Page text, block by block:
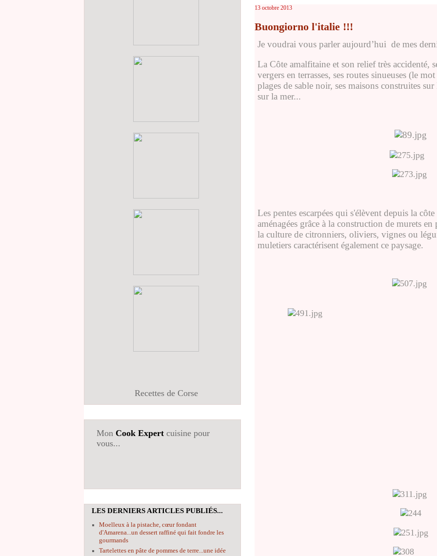
Recettes de Corse
Mon Cook Expert cuisine pour
vous...
LES DERNIERS ARTICLES PUBLIÉS...
Moelleux à la pistache, cœur fondant
d'Amarena...un dessert raffiné qui fait fondre les
gourmands
Tartelettes en pâte de pommes de terre...une idée
13 octobre 2013
Buongiorno l'italie !!!
Je voudrai vous parler aujourd’hui de mes
La Côte amalfitaine et son relief très accidenté,
vergers en terrasses, ses routes sinueuses (le
plages de sable noir, ses maisons construites
sur la mer...
Les pentes escarpées qui s'élèvent depuis la
aménagées grâce à la construction de murets
la culture de citronniers, oliviers, vignes ou
muletiers caractérisent également ce paysage.